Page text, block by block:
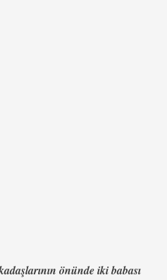
önünde iki babası